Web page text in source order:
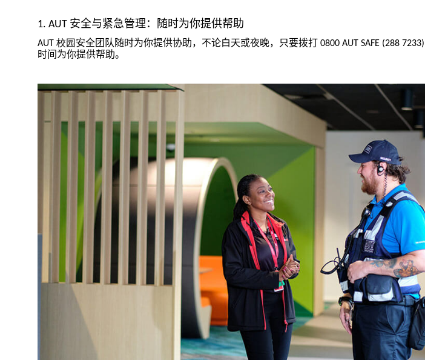
1. AUT 安全与紧急管理：随时为你提供帮助
AUT 校园 安全团队随时为你提供协助，不论白天或夜晚，只要拨打 0800 AUT SAFE (288 7233)
时间为你提供帮助。